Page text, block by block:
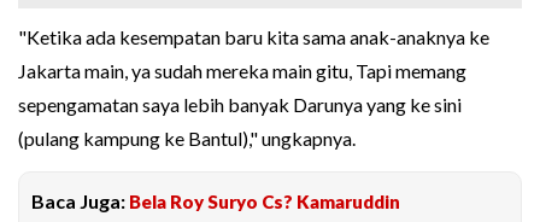
"Ketika ada kesempatan baru kita sama anak-anaknya ke
Jakarta main, ya sudah mereka main gitu, Tapi memang
sepengamatan saya lebih banyak Darunya yang ke sini
(pulang kampung ke Bantul)," ungkapnya.
Baca Juga: Bela Roy Suryo Cs? Kamaruddin